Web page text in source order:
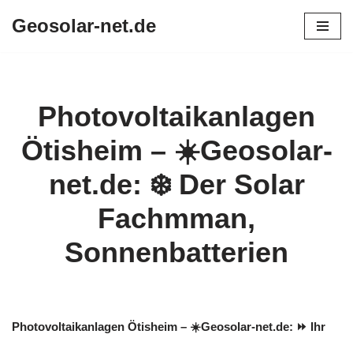
Geosolar-net.de
Photovoltaikanlagen
Ötisheim – ☀️Geosolar-
net.de: ❄️ Der Solar
Fachmman,
Sonnenbatterien
Photovoltaikanlagen Ötisheim – ☀️Geosolar-net.de: ⏩ Ihr